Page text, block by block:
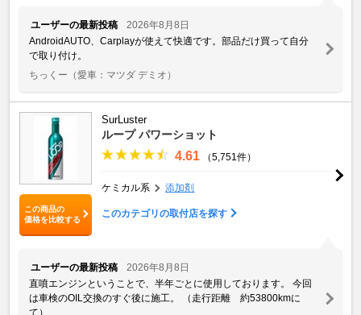
ユーザーの最新投稿
2026年8月8日
AndroidAUTO、Carplayが使えて快適です。部品だけ買って自分
で取り付け。
ちっくー （愛車：マツダ デミオ）
この商品の
価格を比較する
SurLuster
ループ パワーショット
4.61 （5,751件）
ケミカル系 添加剤
このカテゴリの取付店を探す
ユーザーの最新投稿
2026年8月8日
直噴エンジンということで、半年ごとに使用しております。 今回
は車検のOIL交換のすぐ後に施工。 （走行距離 約53800kmに
て）